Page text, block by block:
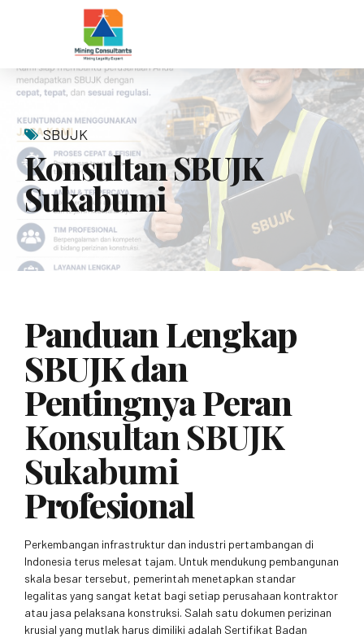
SBUJK
Konsultan SBUJK
Sukabumi
Panduan Lengkap
SBUJK dan
Pentingnya Peran
Konsultan SBUJK
Sukabumi
Profesional
Perkembangan infrastruktur dan industri pertambangan di
Indonesia terus melesat tajam. Untuk mendukung pembangunan
skala besar tersebut, pemerintah menetapkan standar
legalitas yang sangat ketat bagi setiap perusahaan kontraktor
atau jasa pelaksana konstruksi. Salah satu dokumen perizinan
krusial yang mutlak harus dimiliki adalah Sertifikat Badan